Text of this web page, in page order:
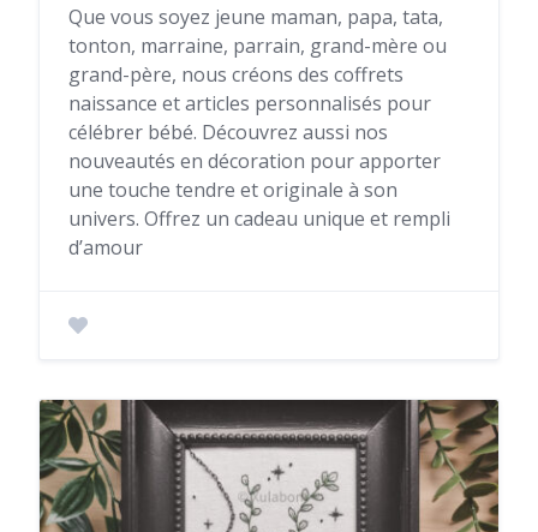
Que vous soyez jeune maman, papa, tata,
tonton, marraine, parrain, grand-mère ou
grand-père, nous créons des coffrets
naissance et articles personnalisés pour
célébrer bébé. Découvrez aussi nos
nouveautés en décoration pour apporter
une touche tendre et originale à son
univers. Offrez un cadeau unique et rempli
d’amour